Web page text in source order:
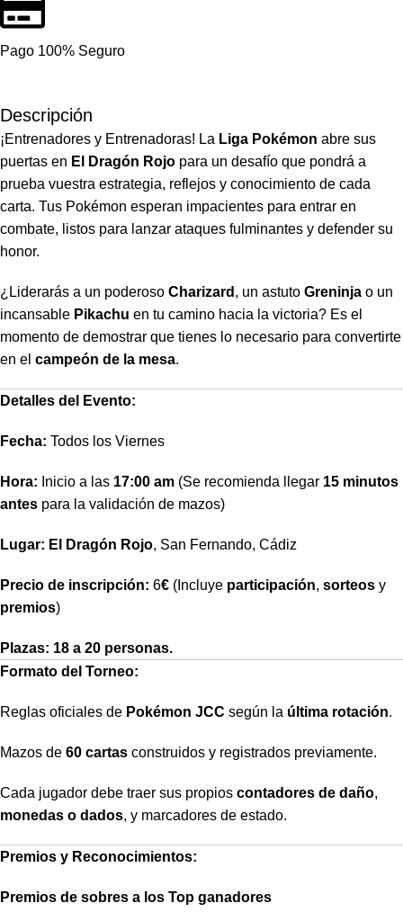
Pago 100% Seguro
Descripción
¡Entrenadores y Entrenadoras! La Liga Pokémon abre sus
puertas en El Dragón Rojo para un desafío que pondrá a
prueba vuestra estrategia, reflejos y conocimiento de cada
carta. Tus Pokémon esperan impacientes para entrar en
combate, listos para lanzar ataques fulminantes y defender su
honor.
¿Liderarás a un poderoso Charizard , un astuto Greninja o un
incansable Pikachu en tu camino hacia la victoria? Es el
momento de demostrar que tienes lo necesario para convertirte
en el campeón de la mesa.
Detalles del Evento:
Fecha: Todos los Viernes
Hora: Inicio a las 17:00 am (Se recomienda llegar 15 minutos
antes para la validación de mazos)
Lugar: El Dragón Rojo, San Fernando, Cádiz
Precio de inscripción: 6€ (Incluye participación, sorteos y
premios)
Plazas: 18 a 20 personas.
Formato del Torneo:
Reglas oficiales de Pokémon JCC según la última rotación.
Mazos de 60 cartas construidos y registrados previamente.
Cada jugador debe traer sus propios contadores de daño,
monedas o dados, y marcadores de estado.
Premios y Reconocimientos:
Premios de sobres a los Top ganadores